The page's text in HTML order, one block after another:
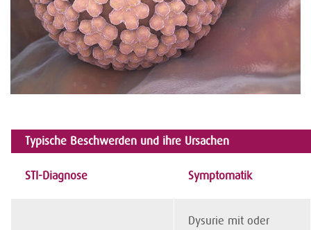
Typische Beschwerden und ihre Ursachen
STI-Diagnose Symptomatik
Dysurie mit oder